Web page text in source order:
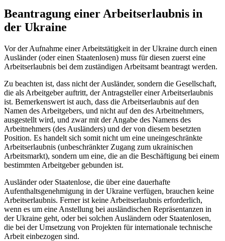
Beantragung einer Arbeitserlaubnis in
der Ukraine
Vor der Aufnahme einer Arbeitstätigkeit in der Ukraine durch einen
Ausländer (oder einen Staatenlosen) muss für diesen zuerst eine
Arbeitserlaubnis bei dem zuständigen Arbeitsamt beantragt werden.
Zu beachten ist, dass nicht der Ausländer, sondern die Gesellschaft,
die als Arbeitgeber auftritt, der Antragsteller einer Arbeitserlaubnis
ist. Bemerkenswert ist auch, dass die Arbeitserlaubnis auf den
Namen des Arbeitgebers, und nicht auf den des Arbeitnehmers,
ausgestellt wird, und zwar mit der Angabe des Namens des
Arbeitnehmers (des Ausländers) und der von diesem besetzten
Position. Es handelt sich somit nicht um eine uneingeschränkte
Arbeitserlaubnis (unbeschränkter Zugang zum ukrainischen
Arbeitsmarkt), sondern um eine, die an die Beschäftigung bei einem
bestimmten Arbeitgeber gebunden ist.
Ausländer oder Staatenlose, die über eine dauerhafte
Aufenthaltsgenehmigung in der Ukraine verfügen, brauchen keine
Arbeitserlaubnis. Ferner ist keine Arbeitserlaubnis erforderlich,
wenn es um eine Anstellung bei ausländischen Repräsentanzen in
der Ukraine geht, oder bei solchen Ausländern oder Staatenlosen,
die bei der Umsetzung von Projekten für internationale technische
Arbeit einbezogen sind.